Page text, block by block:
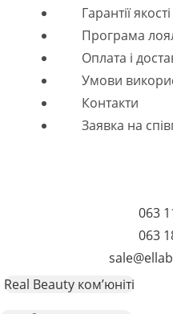
Гарантії якості
Програма
Оплата і
Умови
Контакти
Заявка на
063
063
Real Beauty ком’юніті